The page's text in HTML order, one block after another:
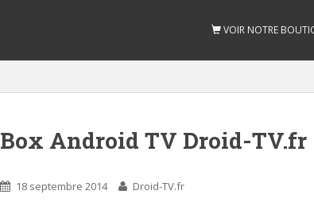
VOIR NOTRE
Box Android TV Droid-TV.fr
18 septembre 2014 Droid-TV.fr